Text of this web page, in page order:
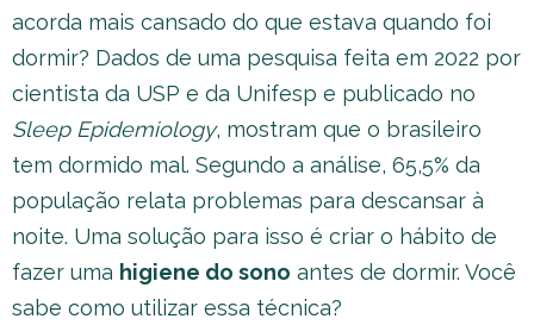
acorda mais cansado do que estava quando foi
dormir? Dados de uma pesquisa feita em 2022 por
cientista da USP e da Unifesp e publicado no
Sleep Epidemiology, mostram que o brasileiro
tem dormido mal. Segundo a análise, 65,5% da
população relata problemas para descansar à
noite. Uma solução para isso é criar o hábito de
fazer uma higiene do sono antes de dormir. Você
sabe como utilizar essa técnica?